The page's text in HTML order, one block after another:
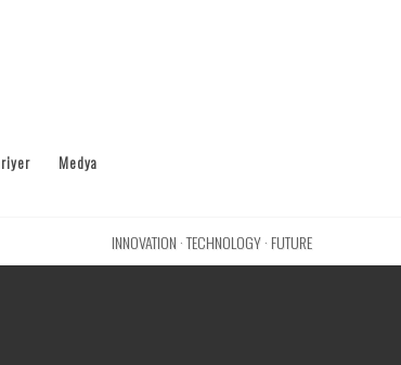
Medya
INNOVATION · TECHNOLOGY · FUTURE